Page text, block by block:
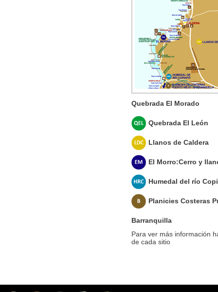
Quebrada El Morado
Quebrada El León
Llanos de Caldera
El Morro:Cerro y
Humedal del río
Planicies Costeras
Barranquilla
Para ver más información
de cada sitio